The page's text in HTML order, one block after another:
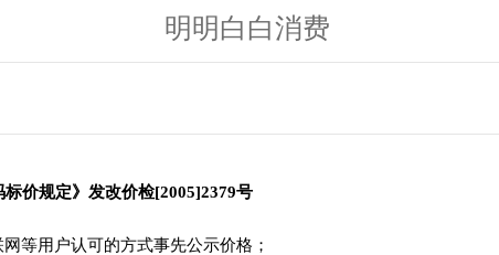
明明白白消费
价规定》发改价检[2005]2379号
等用户认可的方式事先公示价格；